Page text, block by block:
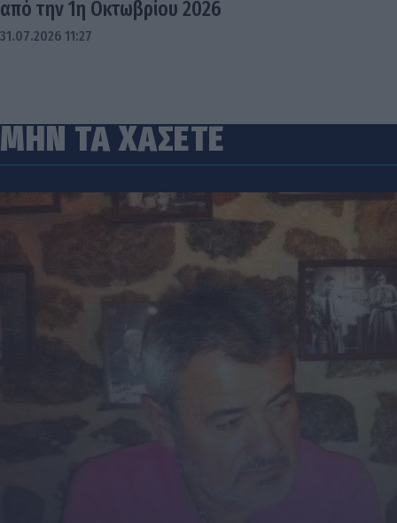
από την 1η Οκτωβρίου 2026
31.07.2026 11:27
ΜΗΝ ΤΑ ΧΑΣΕΤΕ